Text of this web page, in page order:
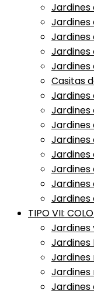
Jardines
Jardines
Jardines
Jardines
Jardines
Casitas
Jardines
Jardines
Jardines
Jardines
Jardines
Jardines
Jardines
TIPO VII:
Jardines
Jardines
Jardines
Jardines
Jardines